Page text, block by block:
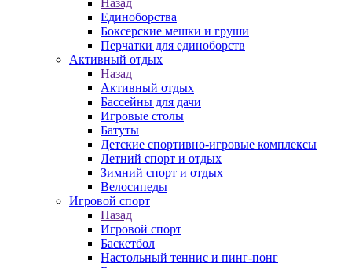
Назад
Единоборства
Боксерские мешки и груши
Перчатки для единоборств
Активный отдых
Назад
Активный отдых
Бассейны для дачи
Игровые столы
Батуты
Детские спортивно-игровые комплексы
Летний спорт и отдых
Зимний спорт и отдых
Велосипеды
Игровой спорт
Назад
Игровой спорт
Баскетбол
Настольный теннис и пинг-понг